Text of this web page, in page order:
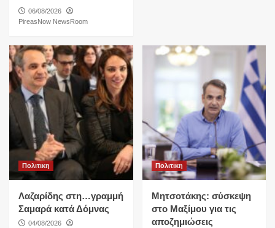
06/08/2026
PireasNow NewsRoom
Πολιτικη
Λαζαρίδης στη…γραμμή
Σαμαρά κατά Δόμνας
04/08/2026
Πολιτικη
Μητσοτάκης: σύσκεψη
στο Μαξίμου για τις
αποζημιώσεις